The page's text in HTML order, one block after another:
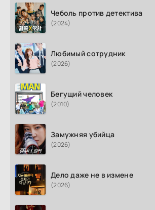
Чеболь против детектива
(2024)
Любимый сотрудник
(2026)
Бегущий человек
(2010)
Замужняя убийца
(2026)
Дело даже не в измене
(2026)